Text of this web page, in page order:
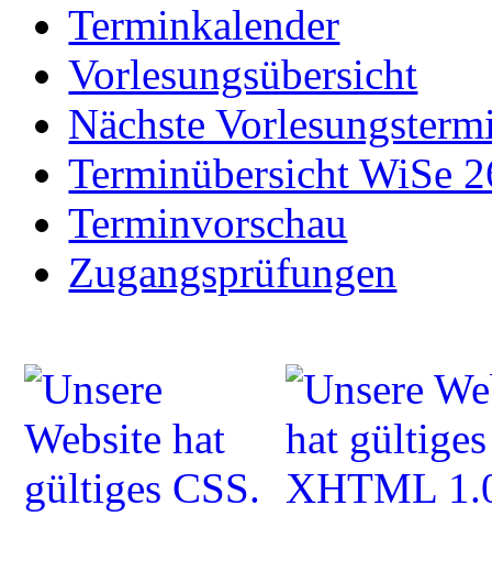
Terminkalender
Vorlesungsübersicht
Nächste
Terminübersicht WiSe
Terminvorschau
Zugangsprüfungen